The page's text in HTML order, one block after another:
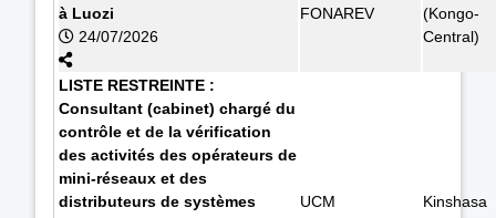
à Luozi
24/07/2026
FONAREV
(Kongo-
Central)
LISTE RESTREINTE :
Consultant (cabinet) chargé du
contrôle et de la vérification
des activités des opérateurs de
mini-réseaux et des
distributeurs de systèmes
UCM Kinshasa